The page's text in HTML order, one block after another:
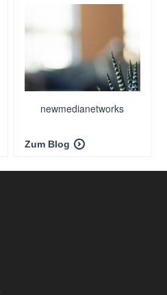
newmedianetworks
Zum Blog